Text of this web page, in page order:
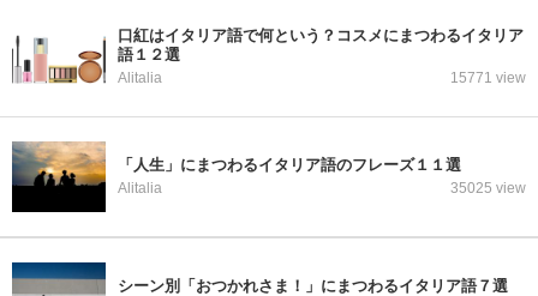
口紅はイタリア語で何という？コスメにまつわるイタリア
語１２選
Alitalia 15771 view
「人生」にまつわるイタリア語のフレーズ１１選
Alitalia 35025 view
シーン別「おつかれさま！」にまつわるイタリア語７選